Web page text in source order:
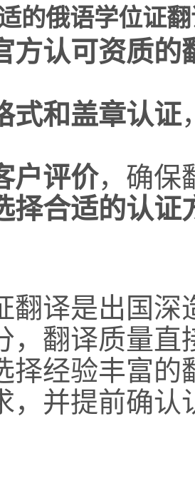
的俄语学位证
方认可资质的
式和盖章认证
户评价，确保
择合适的认证
翻译是出国深
，翻译质量直
择经验丰富
，并提前确认